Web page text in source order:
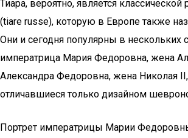
Тиара, вероятно, является классической
(tiare russe), которую в Европе также
Они и сегодня популярны в нескольких
императрица Мария Федоровна, жена
Александра Федоровна, жена Николая
отличавшиеся только дизайном
Портрет императрицы Марии